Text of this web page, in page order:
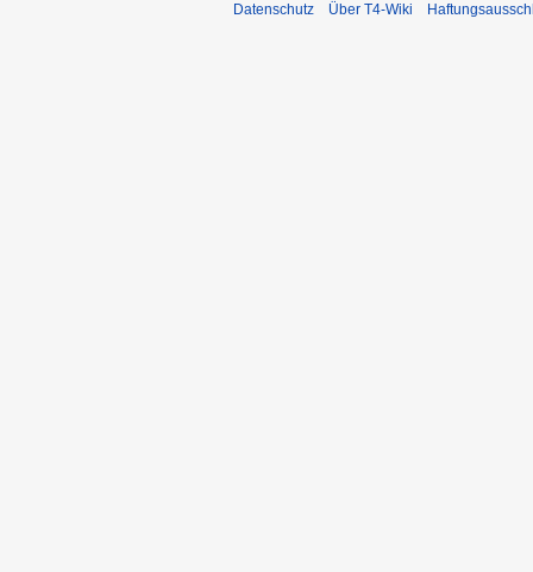
Datenschutz Über T4-Wiki